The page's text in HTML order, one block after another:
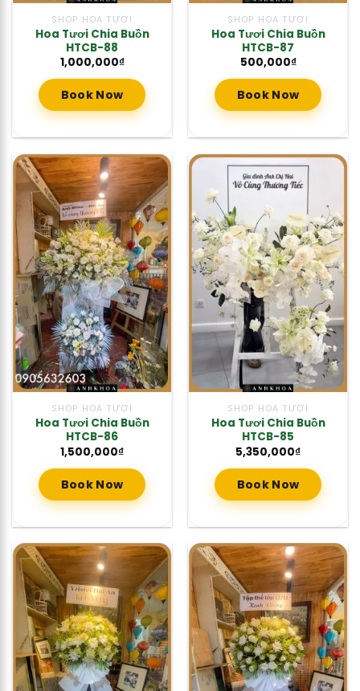
SHOP HOA TƯƠI
Hoa Tươi Chia Buồn
HTCB-88
1,000,000₫
Book Now
SHOP HOA TƯƠI
Hoa Tươi Chia Buồn
HTCB-87
500,000₫
Book Now
SHOP HOA TƯƠI
Hoa Tươi Chia Buồn
HTCB-86
1,500,000₫
Book Now
SHOP HOA TƯƠI
Hoa Tươi Chia Buồn
HTCB-85
5,350,000₫
Book Now